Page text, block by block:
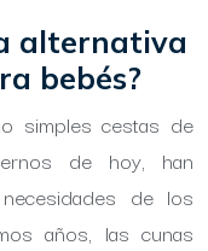
alternativa
bebés?
simples cestas de
de hoy, han
de los
años, las cunas